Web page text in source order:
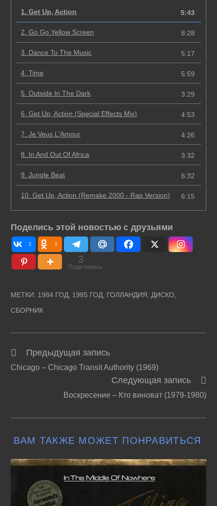
1.Get Up, Action 5:43
2.Go Go Yellow Screen 8:28
3. Dance To The Music 5:17
4.Time 5:59
5.Outside In The Dark 3:29
6.Get Up, Action (Special Effects Mix) 4:53
7.Je Veus L'Amour 4:26
8. In And Out Of Africa 3:32
9.Jungle Beat 6:32
10.Get Up, Action (Remake 2000 - Rap Version) 6:15
Поделись этой новостью с друзьями
2 1
3
Поделились
МЕТКИ: 1984 ГОД 1985 ГОД ГОЛЛАНДИЯ ДИСКО
СБОРНИК
Читать
далее
Предыдущая запись
Chicago – Chicago Transit Authority (1969)
Следующая запись
Воскресение – Кто виноват (1979-1980)
ВАМ ТАКЖЕ МОЖЕТ ПОНРАВИТЬСЯ